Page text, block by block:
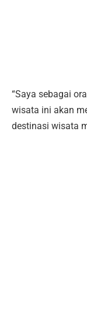
“Saya sebagai
wisata ini akan
destinasi wisata